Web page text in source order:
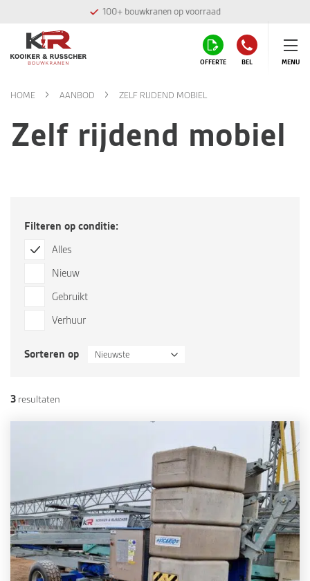
100+ bouwkranen op voorraad
OFFERTE BEL MENU
HOME AANBOD ZELF RIJDEND MOBIEL
Zelf rijdend mobiel
Filteren op conditie:
Alles
Nieuw
Gebruikt
Verhuur
Sorteren op Nieuwste
3 resultaten